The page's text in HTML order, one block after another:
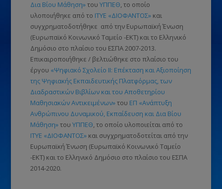
Δια Βίου Μάθηση»του ΥΠΠΕΘ, το οποίο
υλοποιήθηκε από το ΙΤΥΕ «ΔΙΟΦΑΝΤΟΣ»και
συγχρηματοδοτήθηκε από την Ευρωπαϊκή Ένωση
(Ευρωπαϊκό Κοινωνικό Ταμείο -ΕΚΤ)και το Ελληνικό
Δημόσιο στο πλαίσιο του ΕΣΠΑ 2007-2013.
Επικαιροποιήθηκε / βελτιώθηκε στο πλαίσιο του
έργου «Ψηφιακό Σχολείο ΙΙ: Επέκταση και Αξιοποίηση
της Ψηφιακής Εκπαιδευτικής Πλατφόρμας, των
Διαδραστικών Βιβλίων και του Αποθετηρίου
Μαθησιακών Αντικειμένων»του ΕΠ «Ανάπτυξη
Ανθρώπινου Δυναμικού, Εκπαίδευση και Δια Βίου
Μάθηση»του ΥΠΠΕΘ, το οποίο υλοποιείται από το
ΙΤΥΕ «ΔΙΟΦΑΝΤΟΣ»και συγχρηματοδοτείται από την
Ευρωπαϊκή Ένωση (Ευρωπαϊκό Κοινωνικό Ταμείο
-ΕΚΤ)και το Ελληνικό Δημόσιο στο πλαίσιο του ΕΣΠΑ
2014-2020.